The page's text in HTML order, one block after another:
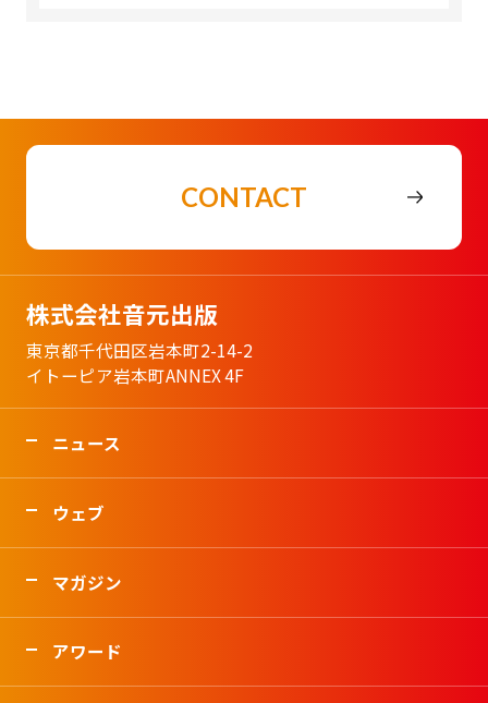
CONTACT
株式会社音元出版
東京都千代田区岩本町2-14-2
イトーピア岩本町ANNEX 4F
ニュース
ウェブ
マガジン
アワード